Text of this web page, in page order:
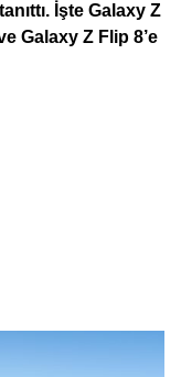
İşte Galaxy Z
Galaxy Z Flip 8’e